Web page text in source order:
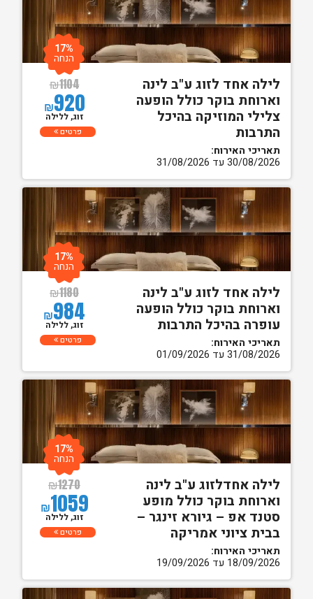
לילה אחד לזוג ע"ב לינה
וארוחת בוקר כולל הופעה
צלילי המוזיקה בהיכל
התרבות
תאריכי האירוח:
30/08/2026 עד 31/08/2026
₪1104
₪920
17%
הנחה
זוג, ללילה
פרטים
לילה אחד לזוג ע"ב לינה
וארוחת בוקר כולל הופעה
עופרה בהיכל התרבות
תאריכי האירוח:
31/08/2026 עד 01/09/2026
₪1180
₪984
17%
הנחה
זוג, ללילה
פרטים
לילה אחדלזוג ע"ב לינה
וארוחת בוקר כולל מופע
סטנד אפ – גיורא זינגר –
בבית ציוני אמריקה
תאריכי האירוח:
18/09/2026 עד 19/09/2026
₪1270
₪1059
17%
הנחה
זוג, ללילה
פרטים